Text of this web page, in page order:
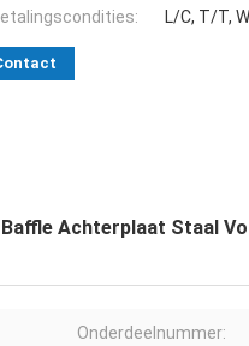
L/C, T/T,
Baffle Achterplaat Staal
Onderdeelnummer: